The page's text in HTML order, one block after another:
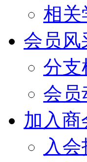
相关
会员风
分支
会员
加入商
入